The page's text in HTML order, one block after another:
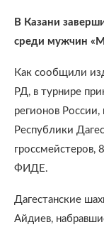
В Казани
среди мужчин
Как сообщили
РД, в турнире
регионов
Республики
гроссмейстеров,
ФИДЕ.
Дагестанские
Айдиев,